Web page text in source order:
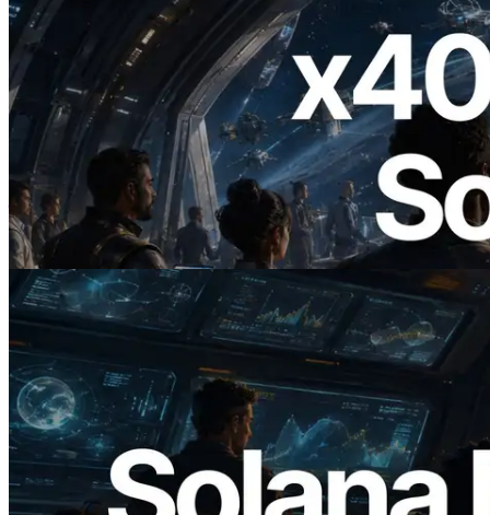
2026.07.04
ERPC 發布支援 x402 支付的 Solana RPC
— AI Agent 按需為 API 付款的時代開啟
閱讀此文章